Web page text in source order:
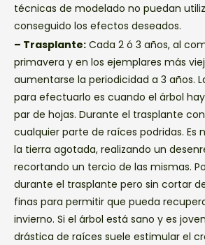
técnicas de modelado no puedan
conseguido los efectos deseados.
– Trasplante: Cada 2 ó 3 años, al
primavera y en los ejemplares más
aumentarse la periodicidad a 3 años.
para efectuarlo es cuando el árbol
par de hojas. Durante el trasplante
cualquier parte de raíces podridas. Es
la tierra agotada, realizando un
recortando un tercio de las mismas.
durante el trasplante pero sin cortar
finas para permitir que pueda
invierno. Si el árbol está sano y es
drástica de raíces suele estimular el